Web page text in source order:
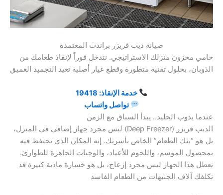
صيانة ديب فريزر براندت المعتمدة
حامي مخزون منزلك الاستراتيجي. نتدخل فوراً لإنقاذ طعامك من
الذوبان، بحلول تقنية متطورة وقطع غيار أصلية تعيد التجميد العميق
خدمة الإنقاذ: 19418
تواصل واتساب
عندما يذوب الجليد.. يبدأ السباق مع الزمن
الديب فريزر (Deep Freezer) ليس مجرد جهاز إضافي في المنزل،
بل هو “بنك الطعام” الخاص بأسرتك. إنه المكان الذي تحتفظ فيه
بمحصول الموسم، واللحوم للأعياد، والوجبات الجاهزة للطوارئ.
تعطل هذا الجهاز ليس مجرد إزعاج، بل هو خسارة مادية كبيرة قد
تكلفك آلاف الجنيهات من الطعام الفاسد